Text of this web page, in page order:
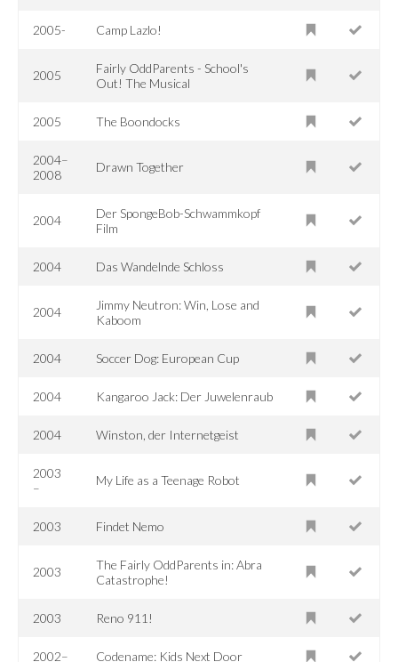
2005- Camp Lazlo!
2005
Fairly OddParents - School's
Out! The Musical
2005 The Boondocks
2004–
2008
Drawn Together
2004
Der SpongeBob-Schwammkopf
Film
2004 Das Wandelnde Schloss
2004
Jimmy Neutron: Win, Lose and
Kaboom
2004 Soccer Dog: European Cup
2004 Kangaroo Jack: Der Juwelenraub
2004 Winston, der Internetgeist
2003
–
My Life as a Teenage Robot
2003 Findet Nemo
2003
The Fairly OddParents in: Abra
Catastrophe!
2003 Reno 911!
2002– Codename: Kids Next Door